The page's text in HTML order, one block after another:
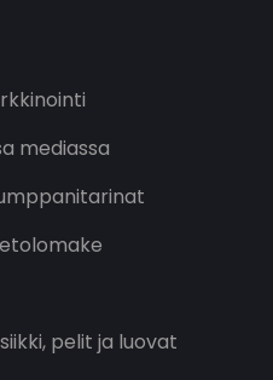
mediassa
pelit ja luovat